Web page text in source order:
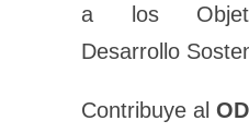
a los
Desarrollo
Contribuye al